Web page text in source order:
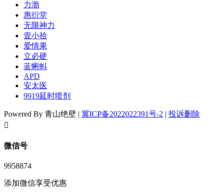
力渤
惠衍堂
无限神力
壹小拾
爱情果
立必硬
蓝蝌蚪
APD
安太医
9919延时喷剂
Powered By 青山绝壁 | 冀ICP备2022022391号-2 | 投诉删除
󦘖
微信号
9958874
添加微信享受优惠